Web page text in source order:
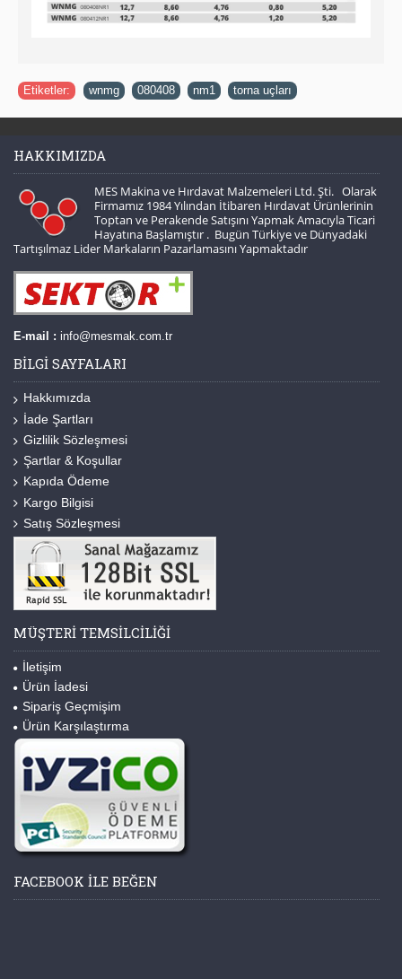
Etiketler: wnmg 080408 nm1 torna uçları
HAKKIMIZDA
MES Makina ve Hırdavat Malzemeleri Ltd. Şti. Olarak
Firmamız 1984 Yılından İtibaren Hırdavat Ürünlerinin
Toptan ve Perakende Satışını Yapmak Amacıyla Ticari
Hayatına Başlamıştır . Bugün Türkiye ve Dünyadaki
Tartışılmaz Lider Markaların Pazarlamasını Yapmaktadır
E-mail : info@mesmak.com.tr
BILGI SAYFALARI
Hakkımızda
İade Şartları
Gizlilik Sözleşmesi
Şartlar & Koşullar
Kapıda Ödeme
Kargo Bilgisi
Satış Sözleşmesi
MÜŞTERI TEMSILCILIĞI
İletişim
Ürün İadesi
Sipariş Geçmişim
Ürün Karşılaştırma
FACEBOOK ILE BEĞEN